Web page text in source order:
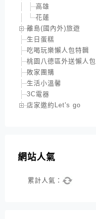
高雄
花蓮
離島(國內外)旅遊
生日蛋糕
吃喝玩樂懶人包特輯
桃園八德區外送懶人包
敗家團購
生活小溫馨
3C電器
店家邀約Let's go
網站人氣
累計人氣：